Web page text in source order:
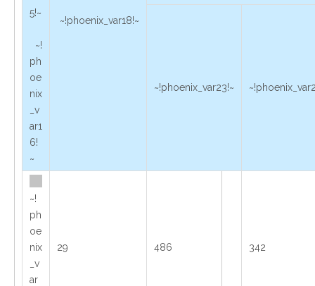
5!~
~!
ph
oe
nix
_v
ar1
6!
~
~!phoenix_var18!~
~!phoenix_var23!~
~!
ph
oe
nix
_v
ar
29 486 342